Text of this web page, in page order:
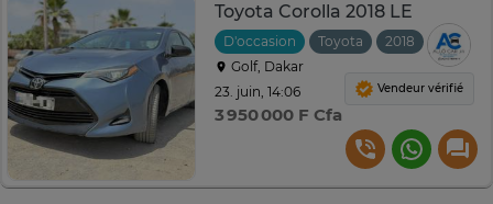
Toyota Corolla 2018 LE
D'occasion Toyota 2018
Golf, Dakar
23. juin, 14:06
3 950 000 F Cfa
Vendeur vérifié